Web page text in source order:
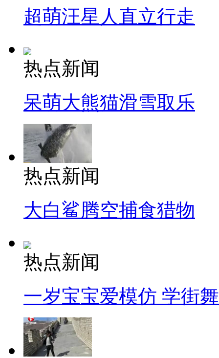
超萌汪星人直立行走
热点新闻
呆萌大熊猫滑雪取乐
热点新闻
大白鲨腾空捕食猎物
热点新闻
一岁宝宝爱模仿 学街